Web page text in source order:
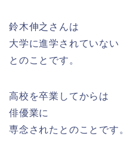
鈴木伸之さんは
大学に進学されていない
とのことです。
高校を卒業してからは
俳優業に
専念されたとのことです。